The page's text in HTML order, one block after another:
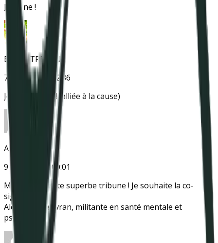
Je signe !
Estelle TREBOUX
7 juin 2022 à 22:36
Je signe aussi ! (alliée à la cause)
Alex Kervran
9 juin 2022 à 00:01
Merci pour cette superbe tribune ! Je souhaite la co-
signer 🙂
Alexandra Kervran, militante en santé mentale et
psychologue